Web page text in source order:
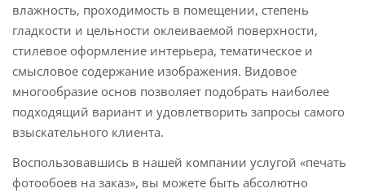
влажность, проходимость в помещении, степень
гладкости и цельности оклеиваемой поверхности,
стилевое оформление интерьера, тематическое и
смысловое содержание изображения. Видовое
многообразие основ позволяет подобрать наиболее
подходящий вариант и удовлетворить запросы самого
взыскательного клиента.
Воспользовавшись в нашей компании услугой «печать
фотообоев на заказ», вы можете быть абсолютно